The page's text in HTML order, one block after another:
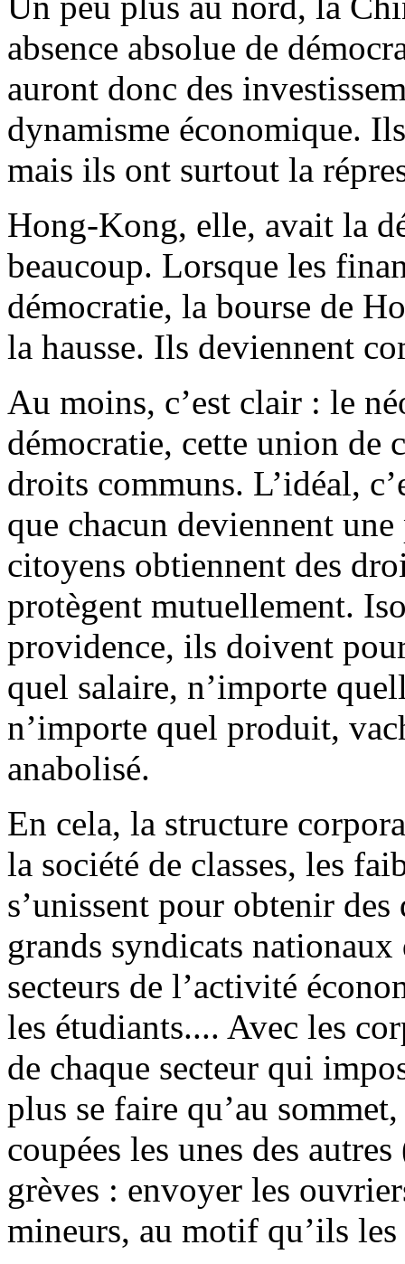
absence absolue de
auront donc des
dynamisme économique.
mais ils ont surtout la
Hong-Kong, elle, avait la
beaucoup. Lorsque les
démocratie, la bourse de
la hausse. Ils deviennent
Au moins, c’est clair : le
démocratie, cette union de
droits communs. L’idéal,
que chacun deviennent
citoyens obtiennent des
protègent mutuellement.
providence, ils doivent
quel salaire, n’importe
n’importe quel produit,
anabolisé.
En cela, la structure
la société de classes, les
s’unissent pour obtenir
grands syndicats
secteurs de l’activité
les étudiants.... Avec les
de chaque secteur qui
plus se faire qu’au
coupées les unes des
grèves : envoyer les
mineurs, au motif qu’ils